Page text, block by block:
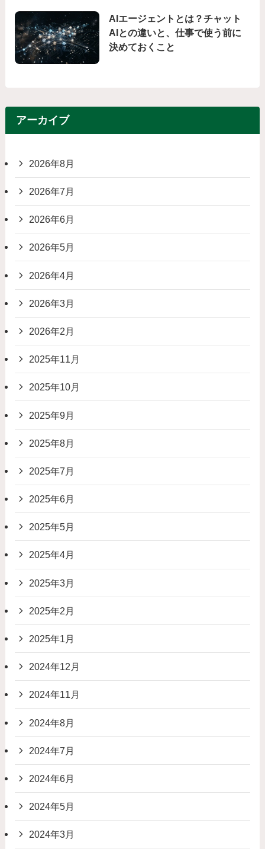
AIエージェントとは？チャット
AIとの違いと、仕事で使う前に
決めておくこと
アーカイブ
2026年8月
2026年7月
2026年6月
2026年5月
2026年4月
2026年3月
2026年2月
2025年11月
2025年10月
2025年9月
2025年8月
2025年7月
2025年6月
2025年5月
2025年4月
2025年3月
2025年2月
2025年1月
2024年12月
2024年11月
2024年8月
2024年7月
2024年6月
2024年5月
2024年3月